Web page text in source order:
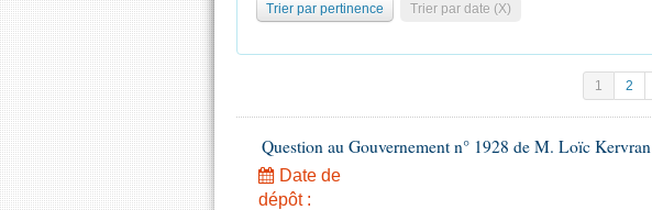
Trier par pertinence Trier par date (X)
1 2
Question au Gouvernement n° 1928 de M. Loïc Kervran
Date de
dépôt :